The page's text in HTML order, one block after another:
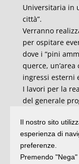
Universitaria in
città”.
Verranno
per ospitare
dove i “pini
querce,
ingressi esterni
I lavori per la
del generale
complessivo di
protocollo
entro la fine
procedure di
Il nostro sito
esperienza di
preferenze.
Premendo